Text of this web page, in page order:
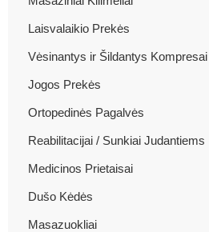
Laisvalaikio Prekės
Vėsinantys ir Šildantys Kompresai
Jogos Prekės
Ortopedinės Pagalvės
Reabilitacijai / Sunkiai Judantiems
Medicinos Prietaisai
Dušo Kėdės
Masazuokliai